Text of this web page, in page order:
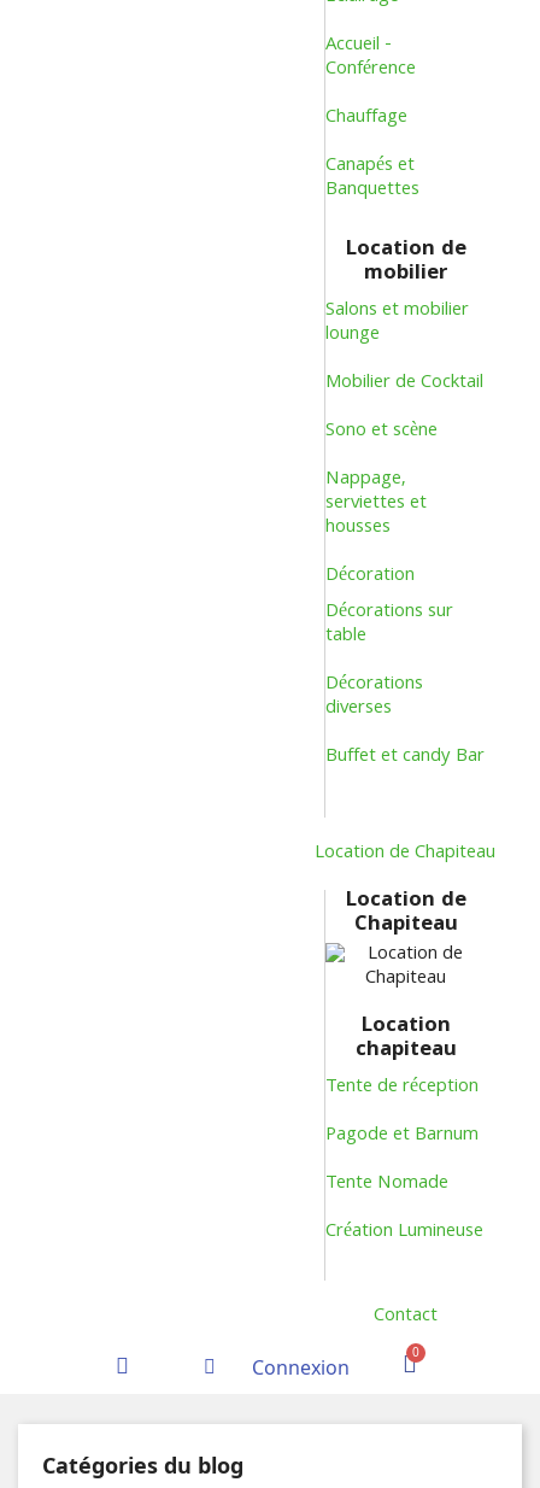
Accueil -
Conférence
Chauffage
Canapés et
Banquettes
Location de
mobilier
Salons et mobilier
lounge
Mobilier de Cocktail
Sono et scène
Nappage,
serviettes et
housses
Décoration
Décorations sur
table
Décorations
diverses
Buffet et candy Bar
Location de Chapiteau
Location de
Chapiteau
Location
chapiteau
Tente de réception
Pagode et Barnum
Tente Nomade
Création Lumineuse
Contact
Connexion
Catégories du blog